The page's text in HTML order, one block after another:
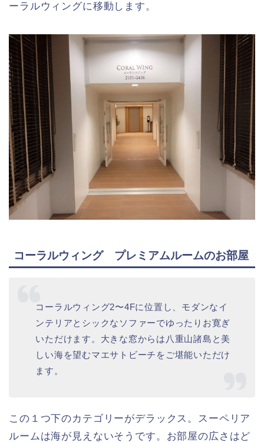
ーラルウィングに移動します。
コーラルウィング プレミアムルームのお部屋
コーラルウィング2〜4Fに位置し、モダンなイ
ンテリアとシックなソファーでゆったりお寛ぎ
いただけます。大きな窓からは八重山諸島と美
しい海を望むマエサトビーチをご堪能いただけ
ます。
この１つ下のカテゴリーがデラックス。スーペリア
ルームは海が見えないそうです。お部屋の広さはど